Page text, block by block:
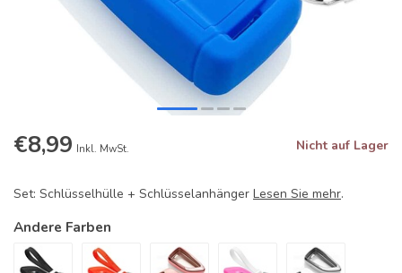
€8,99 Inkl. MwSt. Nicht auf Lager
Set: Schlüsselhülle + Schlüsselanhänger Lesen Sie mehr.
Andere Farben